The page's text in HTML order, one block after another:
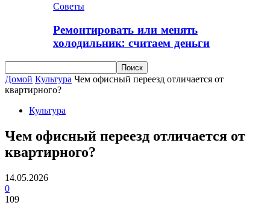
Советы
Ремонтировать или менять
холодильник: считаем деньги
Домой Культура Чем офисный переезд отличается от
квартирного?
Культура
Чем офисный переезд отличается от
квартирного?
14.05.2026
0
109